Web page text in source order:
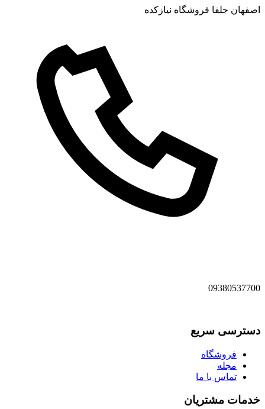
اصفهان جلفا فروشگاه نیازکده
09380537700
دسترسی سریع
فروشگاه
مجله
تماس با ما
خدمات مشتریان